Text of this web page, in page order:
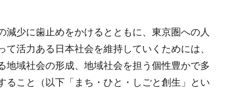
少に歯止めをかけるとともに、東京圏への人
活力ある日本社会を維持していくためには、
域社会の形成、地域社会を担う個性豊かで多
こと（以下「まち・ひと・しごと創生」とい